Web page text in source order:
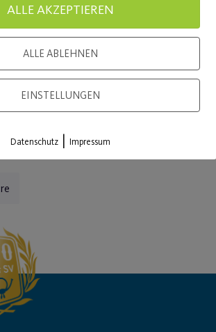
Yoga
Yoga-
ALLE AKZEPTIEREN
ALLE ABLEHNEN
EINSTELLUNGEN
Datenschutz | Impressum